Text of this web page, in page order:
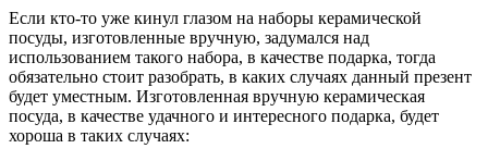
Если кто-то уже кинул глазом на наборы керамической
посуды, изготовленные вручную, задумался над
использованием такого набора, в качестве подарка, тогда
обязательно стоит разобрать, в каких случаях данный презент
будет уместным. Изготовленная вручную керамическая
посуда, в качестве удачного и интересного подарка, будет
хороша в таких случаях: